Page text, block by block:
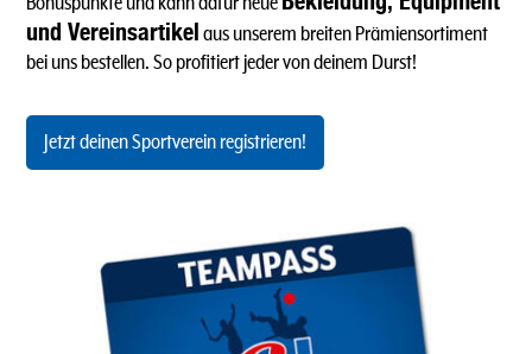
und Vereinsartikel aus unserem breiten Prämiensortiment
bei uns bestellen. So profitiert jeder von deinem Durst!
Jetzt deinen Sportverein registrieren!